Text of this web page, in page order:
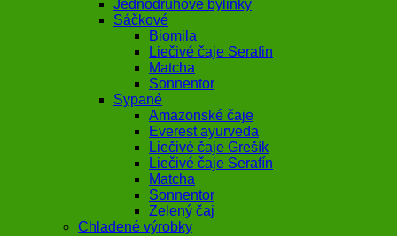
Jednodruhové bylinky
Sáčkové
Biomila
Liečivé čaje Serafin
Matcha
Sonnentor
Sypané
Amazonské čaje
Everest ayurveda
Liečivé čaje Grešík
Liečivé čaje Serafín
Matcha
Sonnentor
Zelený čaj
Chladené výrobky